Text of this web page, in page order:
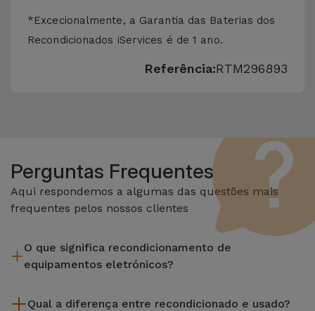
*Excecionalmente, a Garantia das Baterias dos
Recondicionados iServices é de 1 ano.
Referência:RTM296893
Perguntas Frequentes
Aqui respondemos a algumas das questões mais
frequentes pelos nossos clientes
O que significa recondicionamento de
equipamentos eletrónicos?
limpeza sem esquecer a reparação de algum componente
Qual a diferença entre recondicionado e usado?